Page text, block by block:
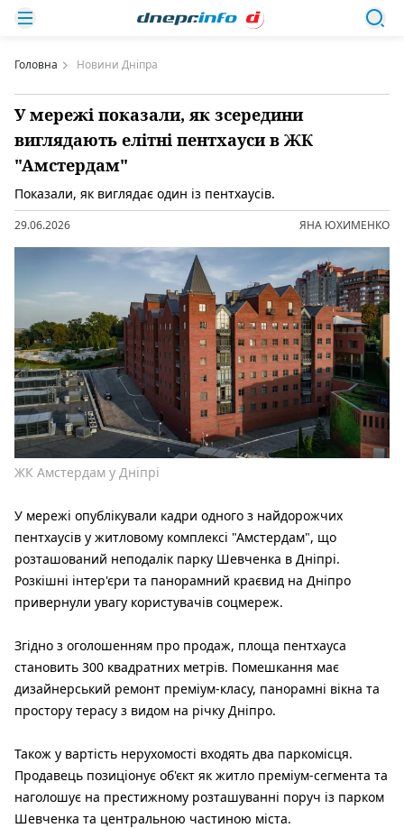
Головна Новини Дніпра
У мережі показали, як зсередини
виглядають елітні пентхауси в ЖК
"Амстердам"
Показали, як виглядає один із пентхаусів.
29.06.2026 ЯНА ЮХИМЕНКО
ЖК Амстердам у Дніпрі
У мережі опублікували кадри одного з найдорожчих
пентхаусів у житловому комплексі "Амстердам", що
розташований неподалік парку Шевченка в Дніпрі.
Розкішні інтер'єри та панорамний краєвид на Дніпро
привернули увагу користувачів соцмереж.
Згідно з оголошенням про продаж, площа пентхауса
становить 300 квадратних метрів. Помешкання має
дизайнерський ремонт преміум-класу, панорамні вікна та
простору терасу з видом на річку Дніпро.
Також у вартість нерухомості входять два паркомісця.
Продавець позиціонує об'єкт як житло преміум-сегмента та
наголошує на престижному розташуванні поруч із парком
Шевченка та центральною частиною міста.